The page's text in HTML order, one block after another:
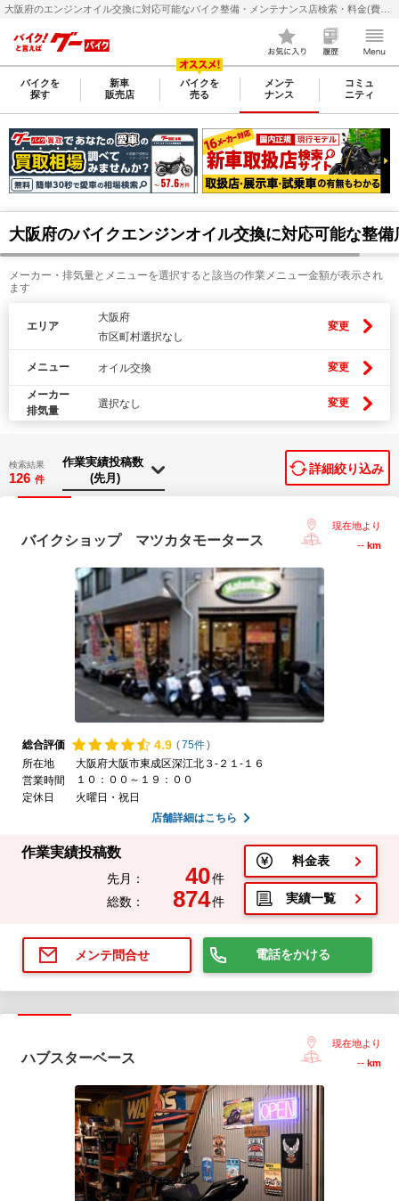
バイクを
探す
新車
販売店
バイクを
売る
メンテ
ナンス
コミュ
ニティ
大阪府のバイクエンジンオイル交換に対応可能な整備
メーカー・排気量とメニューを選択すると該当の作業メニュー金額が表示され
ます
エリア
大阪府
市区町村選択なし
変更
メニュー オイル交換 変更
メーカー
排気量
選択なし 変更
検索結果
126 件
詳細絞り込み
バイクショップ マツカタモータース
現在地より
-- km
総合評価 4.9 (75件)
所在地
大阪府大阪市東成区深江北３-２１-１６
営業時間
１０：００～１９：００
定休日
火曜日・祝日
店舗詳細はこちら
作業実績投稿数
先月： 40件
総数：
874件
料金表
実績一覧
メンテ問合せ 電話をかける
ハブスターベース
現在地より
-- km